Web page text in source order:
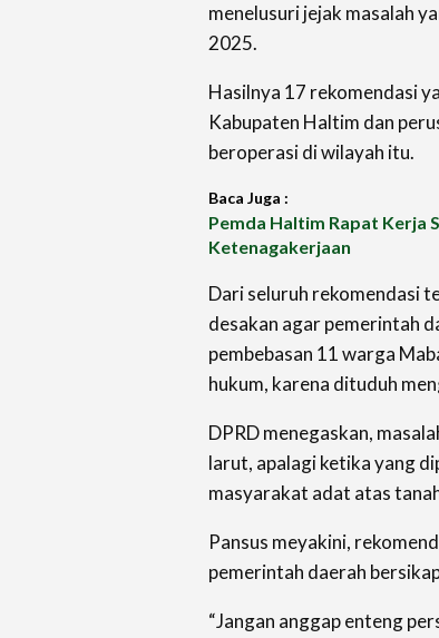
menelusuri jejak masalah
2025.
Hasilnya 17 rekomendasi
Kabupaten Haltim dan
beroperasi di wilayah itu.
Baca Juga :
Pemda Haltim Rapat Kerja
Ketenagakerjaan
Dari seluruh rekomendasi
desakan agar pemerintah
pembebasan 11 warga
hukum, karena dituduh
DPRD menegaskan,
larut, apalagi ketika yang
masyarakat adat atas
Pansus meyakini,
pemerintah daerah
“Jangan anggap enteng